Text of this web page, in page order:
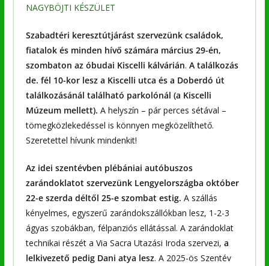
NAGYBÖJTI KÉSZÜLET
Szabadtéri keresztútjárást szervezünk családok,
fiatalok és minden hívő számára március 29-én,
szombaton az óbudai Kiscelli kálvárián. A találkozás
de. fél 10-kor lesz a Kiscelli utca és a Doberdó út
találkozásánál található parkolónál (a Kiscelli
Múzeum mellett). A helyszín – pár perces sétával –
tömegközlekedéssel is könnyen megközelíthető.
Szeretettel hívunk mindenkit!
Az idei szentévben plébániai autóbuszos
zarándoklatot szervezünk Lengyelországba október
22-e szerda déltől 25-e szombat estig. A szállás
kényelmes, egyszerű zarándokszállókban lesz, 1-2-3
ágyas szobákban, félpanziós ellátással. A zarándoklat
technikai részét a Via Sacra Utazási Iroda szervezi, a
lelkivezető pedig Dani atya lesz. A 2025-ös Szentév